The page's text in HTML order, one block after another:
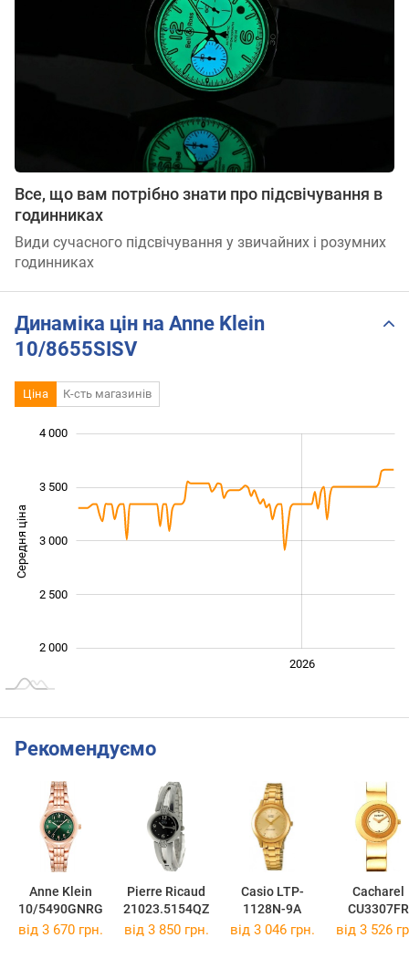
Все, що вам потрібно знати про підсвічування в
годинниках
Види сучасного підсвічування у звичайних і розумних
годинниках
Динаміка цін на Anne Klein
10/8655SISV
Ціна К-сть магазинів
Середня ціна 2 400
2 000
3 000
4 000
3 500
2 500
2026
Рекомендуємо
Anne Klein
10/5490GNRG
Pierre Ricaud
21023.5154QZ
Casio LTP-
1128N-9A
Cacharel
CU3307FR
від 3 670 грн. від 3 850 грн. від 3 046 грн. від 3 526